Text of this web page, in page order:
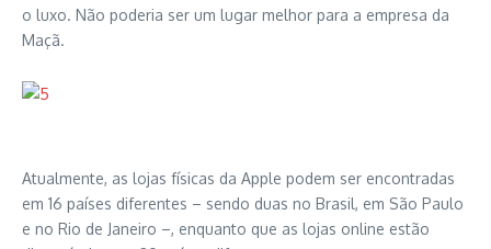
o luxo. Não poderia ser um lugar melhor para a empresa da
Maçã.
Atualmente, as lojas físicas da Apple podem ser encontradas
em 16 países diferentes – sendo duas no Brasil, em São Paulo
e no Rio de Janeiro –, enquanto que as lojas online estão